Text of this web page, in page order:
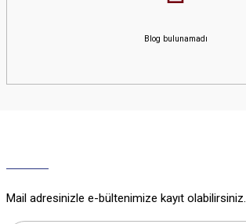
Blog bulunamadı
Mail adresinizle e-bültenimize kayıt olabilirsiniz.